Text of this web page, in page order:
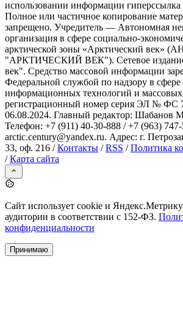
использовании информации гиперссылка
Полное или частичное копирование
запрещено. Учредитель — Автономная
организация в сфере социально-
арктической зоны «Арктический век»
"АРКТИЧЕСКИЙ ВЕК"). Сетевое
век". Средство массовой информации
Федеральной службой по надзору в сфере
информационных технологий и
регистрационный номер серия ЭЛ № ФС
06.08.2024. Главный редактор: Шабанов
Телефон: +7 (911) 40-30-888 / +7 (963)
arctic.century@yandex.ru. Адрес: г.
33, оф. 216 /Контакты /RSS /Политика
/Карта сайта
Сайт использует cookie и Яндекс.Метрику
аудитории в соответствии с 152-ФЗ.
конфиденциальности
Принимаю